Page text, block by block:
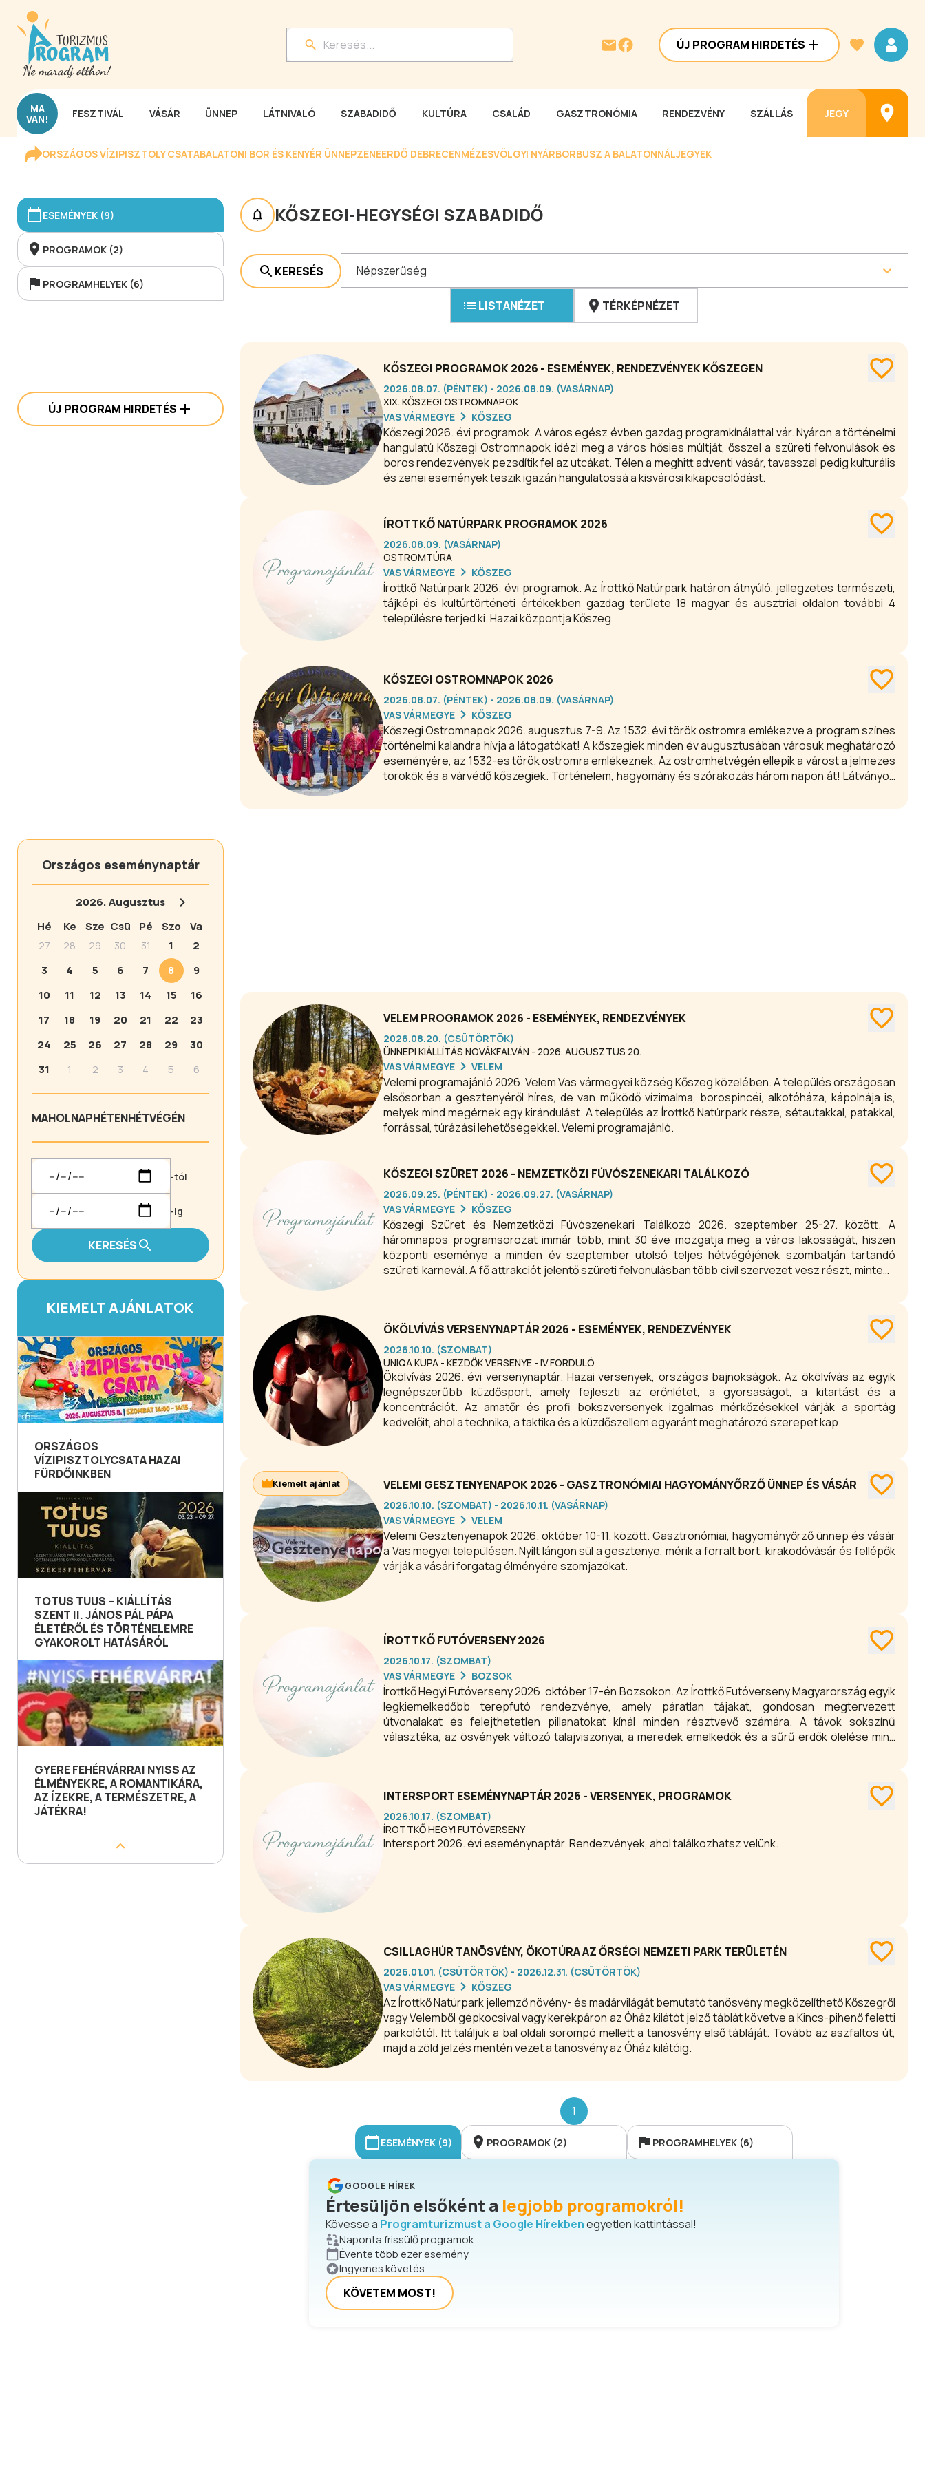
ÚJ PROGRAM HIRDETÉS
MA
VAN! FESZTIVÁL VÁSÁR ÜNNEP LÁTNIVALÓ SZABADIDŐ KULTÚRA CSALÁD GASZTRONÓMIA RENDEZVÉNY SZÁLLÁS JEGY
ORSZÁGOS VÍZIPISZTOLY CSATABALATONI BOR ÉS KENYÉR ÜNNEPZENEERDŐ DEBRECENMÉZESVÖLGYI NYÁRBORBUSZ A BALATONNÁLJEGYEK
ESEMÉNYEK (9)
PROGRAMOK (2)
PROGRAMHELYEK (6)
ÚJ PROGRAM HIRDETÉS
Országos eseménynaptár
2026.Augusztus
Hé
Ke Sze Csü Pé Szo
Va
27
28 29 30 31 1
2
3
4 5 6 7 8
9
10
11 12 13 14 15
16
17
18 19 20 21 22
23
24
25 26 27 28 29
30
31
1 2 3 4 5 6
MAHOLNAPHÉTENHÉTVÉGÉN
-tól
-ig
KERESÉS
KIEMELT AJÁNLATOK
ORSZÁGOS
VÍZIPISZTOLYCSATA HAZAI
FÜRDŐINKBEN
TOTUS TUUS – KIÁLLÍTÁS
SZENT II. JÁNOS PÁL PÁPA
ÉLETÉRŐL ÉS TÖRTÉNELEMRE
GYAKOROLT HATÁSÁRÓL
GYERE FEHÉRVÁRRA! NYISS AZ
ÉLMÉNYEKRE, A ROMANTIKÁRA,
AZ ÍZEKRE, A TERMÉSZETRE, A
JÁTÉKRA!
KŐSZEGI-HEGYSÉGI SZABADIDŐ
KERESÉS Népszerűség
LISTANÉZET TÉRKÉPNÉZET
KŐSZEGI PROGRAMOK 2026 - ESEMÉNYEK, RENDEZVÉNYEK KŐSZEGEN
2026.08.07. (PÉNTEK) - 2026.08.09. (VASÁRNAP)
XIX. KŐSZEGI OSTROMNAPOK
VAS VÁRMEGYE
KŐSZEG
Kőszegi 2026. évi programok. A város egész évben gazdag programkínálattal vár. Nyáron a történelmi
hangulatú Kőszegi Ostromnapok idézi meg a város hősies múltját, ősszel a szüreti felvonulások és
boros rendezvények pezsdítik fel az utcákat. Télen a meghitt adventi vásár, tavasszal pedig kulturális
és zenei események teszik igazán hangulatossá a kisvárosi kikapcsolódást.
ÍROTTKŐ NATÚRPARK PROGRAMOK 2026
2026.08.09. (VASÁRNAP)
OSTROMTÚRA
VAS VÁRMEGYE
KŐSZEG
Írottkő Natúrpark 2026. évi programok. Az Írottkő Natúrpark határon átnyúló, jellegzetes természeti,
tájképi és kultúrtörténeti értékekben gazdag területe 18 magyar és ausztriai oldalon további 4
településre terjed ki. Hazai központja Kőszeg.
KŐSZEGI OSTROMNAPOK 2026
2026.08.07. (PÉNTEK) - 2026.08.09. (VASÁRNAP)
VAS VÁRMEGYE
KŐSZEG
Kőszegi Ostromnapok 2026. augusztus 7-9. Az 1532. évi török ostromra emlékezve a program színes
történelmi kalandra hívja a látogatókat! A kőszegiek minden év augusztusában városuk meghatározó
eseményére, az 1532-es török ostromra emlékeznek. Az ostromhétvégén ellepik a várost a jelmezes
törökök és a várvédő kőszegiek. Történelem, hagyomány és szórakozás három napon át! Látványos
VELEM PROGRAMOK 2026 - ESEMÉNYEK, RENDEZVÉNYEK
2026.08.20. (CSÜTÖRTÖK)
ÜNNEPI KIÁLLÍTÁS NOVÁKFALVÁN - 2026. AUGUSZTUS 20.
VAS VÁRMEGYE
VELEM
Velemi programajánló 2026. Velem Vas vármegyei község Kőszeg közelében. A település országosan
elsősorban a gesztenyéről híres, de van működő vízimalma, borospincéi, alkotóháza, kápolnája is,
melyek mind megérnek egy kirándulást. A település az Írottkő Natúrpark része, sétautakkal, patakkal,
forrással, túrázási lehetőségekkel. Velemi programajánló.
KŐSZEGI SZÜRET 2026 - NEMZETKÖZI FÚVÓSZENEKARI TALÁLKOZÓ
2026.09.25. (PÉNTEK) - 2026.09.27. (VASÁRNAP)
VAS VÁRMEGYE
KŐSZEG
Kőszegi Szüret és Nemzetközi Fúvószenekari Találkozó 2026. szeptember 25-27. között. A
háromnapos programsorozat immár több, mint 30 éve mozgatja meg a város lakosságát, hiszen
központi eseménye a minden év szeptember utolsó teljes hétvégéjének szombatján tartandó
szüreti karnevál. A fő attrakciót jelentő szüreti felvonulásban több civil szervezet vesz részt, mintegy
ÖKÖLVÍVÁS VERSENYNAPTÁR 2026 - ESEMÉNYEK, RENDEZVÉNYEK
2026.10.10. (SZOMBAT)
UNIQA KUPA - KEZDŐK VERSENYE - IV.FORDULÓ
Ökölvívás 2026. évi versenynaptár. Hazai versenyek, országos bajnokságok. Az ökölvívás az egyik
legnépszerűbb küzdősport, amely fejleszti az erőnlétet, a gyorsaságot, a kitartást és a
koncentrációt. Az amatőr és profi bokszversenyek izgalmas mérkőzésekkel várják a sportág
kedvelőit, ahol a technika, a taktika és a küzdőszellem egyaránt meghatározó szerepet kap.
VELEMI GESZTENYENAPOK 2026 - GASZTRONÓMIAI HAGYOMÁNYŐRZŐ ÜNNEP ÉS VÁSÁR
2026.10.10. (SZOMBAT) - 2026.10.11. (VASÁRNAP)
VAS VÁRMEGYE
VELEM
Velemi Gesztenyenapok 2026. október 10-11. között. Gasztronómiai, hagyományőrző ünnep és vásár
a Vas megyei településen. Nyílt lángon sül a gesztenye, mérik a forralt bort, kirakodóvásár és fellépők
várják a vásári forgatag élményére szomjazókat.
Kiemelt ajánlat
ÍROTTKŐ FUTÓVERSENY 2026
2026.10.17. (SZOMBAT)
VAS VÁRMEGYE
BOZSOK
Írottkő Hegyi Futóverseny 2026. október 17-én Bozsokon. Az Írottkő Futóverseny Magyarország egyik
legkiemelkedőbb terepfutó rendezvénye, amely páratlan tájakat, gondosan megtervezett
útvonalakat és felejthetetlen pillanatokat kínál minden résztvevő számára. A távok sokszínű
választéka, az ösvények változó talajviszonyai, a meredek emelkedők és a sűrű erdők ölelése mind
INTERSPORT ESEMÉNYNAPTÁR 2026 - VERSENYEK, PROGRAMOK
2026.10.17. (SZOMBAT)
ÍROTTKŐ HEGYI FUTÓVERSENY
Intersport 2026. évi eseménynaptár. Rendezvények, ahol találkozhatsz velünk.
CSILLAGHÚR TANÖSVÉNY, ÖKOTÚRA AZ ŐRSÉGI NEMZETI PARK TERÜLETÉN
2026.01.01. (CSÜTÖRTÖK) - 2026.12.31. (CSÜTÖRTÖK)
VAS VÁRMEGYE
KŐSZEG
Az Írottkő Natúrpark jellemző növény- és madárvilágát bemutató tanösvény megközelíthető Kőszegről
vagy Velemből gépkocsival vagy kerékpáron az Óház kilátót jelző táblát követve a Kincs-pihenő feletti
parkolótól. Itt találjuk a bal oldali sorompó mellett a tanösvény első tábláját. Tovább az aszfaltos út,
majd a zöld jelzés mentén vezet a tanösvény az Óház kilátóig.
1
ESEMÉNYEK (9) PROGRAMOK (2) PROGRAMHELYEK (6)
GOOGLE HÍREK
Értesüljön elsőként a legjobb programokról!
Kövesse a Programturizmust a Google Hírekbenegyetlen kattintással!
Naponta frissülő programok
Évente több ezer esemény
Ingyenes követés
KÖVETEM MOST!